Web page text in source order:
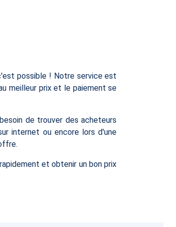
possible ! Notre service est
meilleur prix et le paiement se
de trouver des acheteurs
internet ou encore lors d'une
et obtenir un bon prix